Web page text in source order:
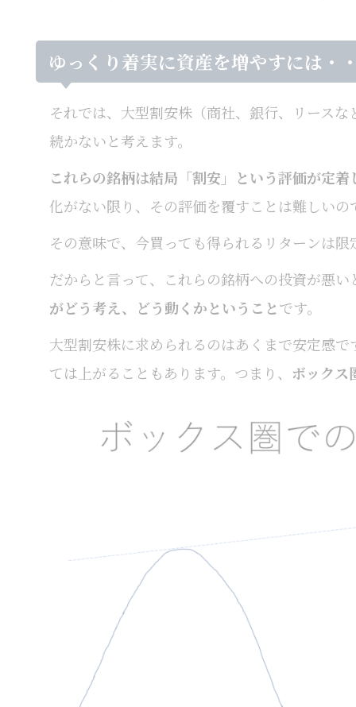
ゆっくり着実に資産を増やすには・
それでは、大型割安株（商社、銀行、リース
続かないと考えます。
これらの銘柄は結局「割安」という評価が定着
化がない限り、その評価を覆すことは難しいの
その意味で、今買っても得られるリターンは
だからと言って、これらの銘柄への投資が悪
がどう考え、どう動くかということです。
大型割安株に求められるのはあくまで安定感
ては上がることもあります。つまり、 ボックス